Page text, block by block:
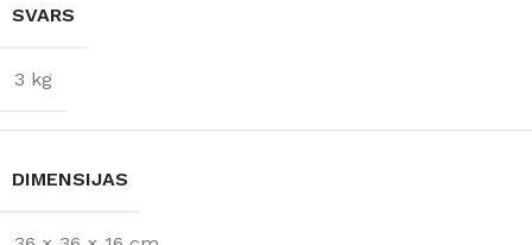
KOLEKCIJA
SVARS
3 kg
DIMENSIJAS